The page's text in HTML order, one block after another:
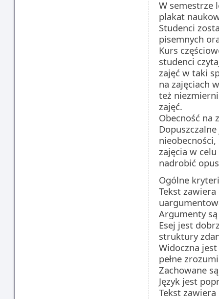
W semestrze
plakat
Studenci
pisemnych
Kurs
studenci
zajęć w taki
na zajęciach
też
zajęć.
Obecność na
zajęcia w
nadrobić
Ogólne
Tekst
Argumenty
Esej jest
struktury
Widoczna
pełne
Zachowane
Język jest
Tekst